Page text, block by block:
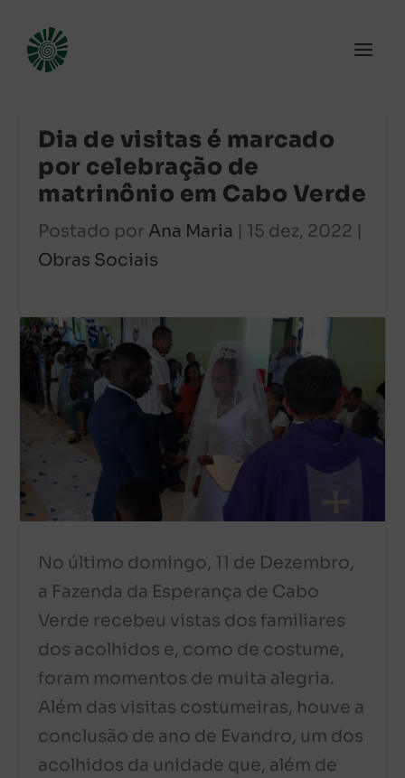
Dia de visitas é marcado
por celebração de
matrinônio em Cabo Verde
Postado por Ana Maria | 15 dez, 2022 |
Obras Sociais
No último domingo, 11 de Dezembro,
a Fazenda da Esperança de Cabo
Verde recebeu vistas dos familiares
dos acolhidos e, como de costume,
foram momentos de muita alegria.
Além das visitas costumeiras, houve a
conclusão de ano de Evandro, um dos
acolhidos da unidade que, além de